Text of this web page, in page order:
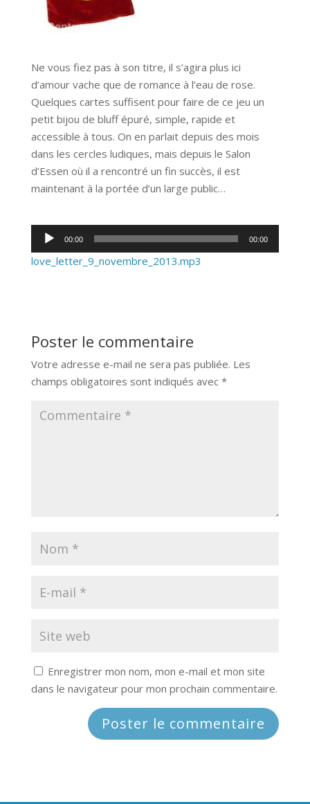
Ne vous fiez pas à son titre, il s’agira plus ici
d’amour vache que de romance à l’eau de rose.
Quelques cartes suffisent pour faire de ce jeu un
petit bijou de bluff épuré, simple, rapide et
accessible à tous. On en parlait depuis des mois
dans les cercles ludiques, mais depuis le Salon
d’Essen où il a rencontré un fin succès, il est
maintenant à la portée d’un large public…
Lecteur
audio
00:00 00:00
love_letter_9_novembre_2013.mp3
Poster le commentaire
Votre adresse e-mail ne sera pas publiée. Les
champs obligatoires sont indiqués avec *
Enregistrer mon nom, mon e-mail et mon site
dans le navigateur pour mon prochain commentaire.